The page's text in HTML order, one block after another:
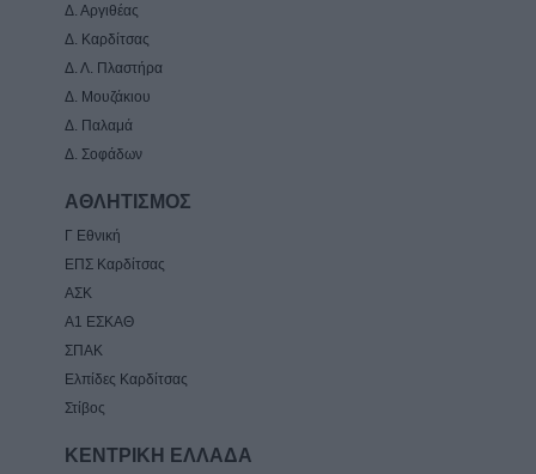
Δ. Αργιθέας
Δ. Καρδίτσας
Δ. Λ. Πλαστήρα
Δ. Μουζάκιου
Δ. Παλαμά
Δ. Σοφάδων
ΑΘΛΗΤΙΣΜΟΣ
Γ Εθνική
ΕΠΣ Καρδίτσας
ΑΣΚ
Α1 ΕΣΚΑΘ
ΣΠΑΚ
Ελπίδες Καρδίτσας
Στίβος
ΚΕΝΤΡΙΚΗ ΕΛΛΑΔΑ